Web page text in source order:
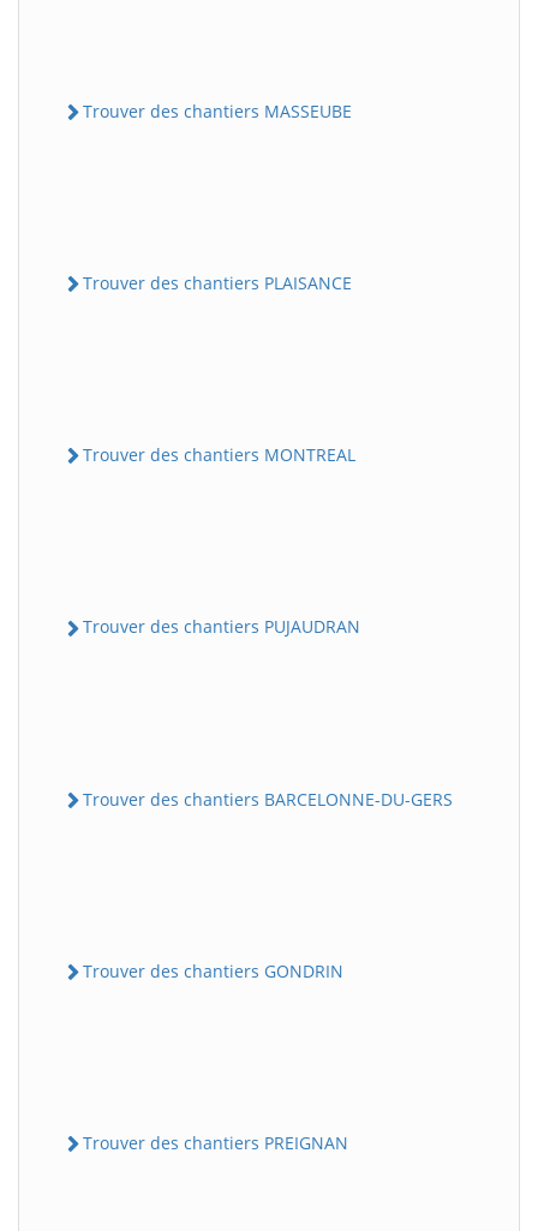
Trouver des chantiers MASSEUBE
Trouver des chantiers PLAISANCE
Trouver des chantiers MONTREAL
Trouver des chantiers PUJAUDRAN
Trouver des chantiers BARCELONNE-DU-GERS
Trouver des chantiers GONDRIN
Trouver des chantiers PREIGNAN